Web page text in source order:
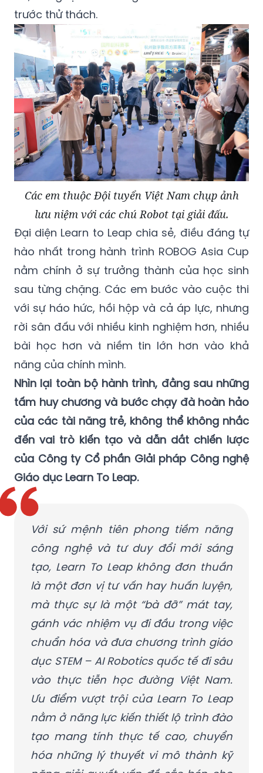
Các em thuộc Đội tuyển Việt Nam chụp ảnh
lưu niệm với các chú Robot tại giải đấu.
Đại diện Learn to Leap chia sẻ, điều đáng tự
hào nhất trong hành trình ROBOG Asia Cup
nằm chính ở sự trưởng thành của học sinh
sau từng chặng. Các em bước vào cuộc thi
với sự háo hức, hồi hộp và cả áp lực, nhưng
rời sân đấu với nhiều kinh nghiệm hơn, nhiều
bài học hơn và niềm tin lớn hơn vào khả
năng của chính mình.
Nhìn lại toàn bộ hành trình, đằng sau những
tấm huy chương và bước chạy đà hoàn hảo
của các tài năng trẻ, không thể không nhắc
đến vai trò kiến tạo và dẫn dắt chiến lược
của Công ty Cổ phần Giải pháp Công nghệ
Giáo dục Learn To Leap.
Với sứ mệnh tiên phong tiềm năng
công nghệ và tư duy đổi mới sáng
tạo, Learn To Leap không đơn thuần
là một đơn vị tư vấn hay huấn luyện,
mà thực sự là một “bà đỡ” mát tay,
gánh vác nhiệm vụ đi đầu trong việc
chuẩn hóa và đưa chương trình giáo
dục STEM – AI Robotics quốc tế đi sâu
vào thực tiễn học đường Việt Nam.
Ưu điểm vượt trội của Learn To Leap
nằm ở năng lực kiến thiết lộ trình đào
tạo mang tính thực tế cao, chuyển
hóa những lý thuyết vi mô thành kỹ
năng giải quyết vấn đề sắc bén cho
học sinh. Bằng sự cống hiến thầm